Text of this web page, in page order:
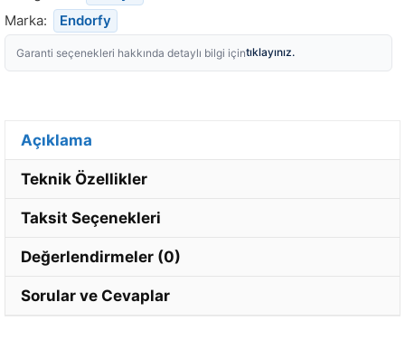
Marka:
Endorfy
Garanti seçenekleri hakkında detaylı bilgi içintıklayınız.
Açıklama
Teknik Özellikler
Taksit Seçenekleri
Değerlendirmeler (0)
Sorular ve Cevaplar